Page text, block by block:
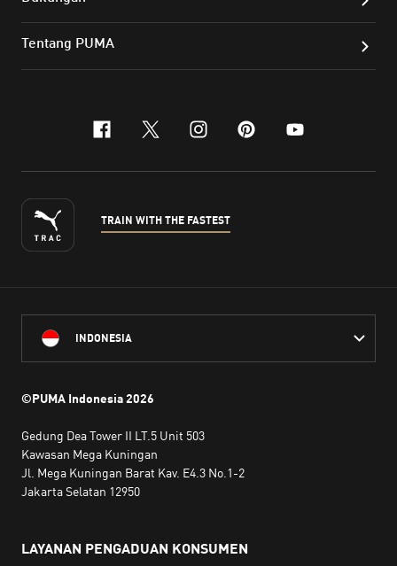
Tentang PUMA
facebook
x-twitter
instagram
pinterest
youtube
TRAIN WITH THE FASTEST
INDONESIA
©PUMA Indonesia2026
Gedung Dea Tower II LT.5 Unit 503
Kawasan Mega Kuningan
Jl. Mega Kuningan Barat Kav. E4.3 No.1-2
Jakarta Selatan 12950
LAYANAN PENGADUAN KONSUMEN